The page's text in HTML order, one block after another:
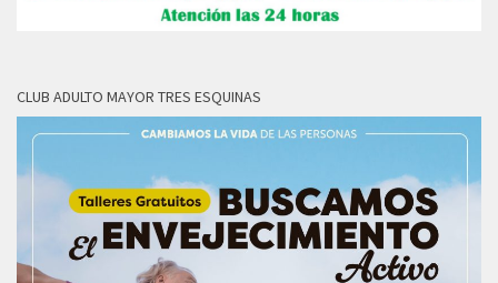
CLUB ADULTO MAYOR TRES ESQUINAS